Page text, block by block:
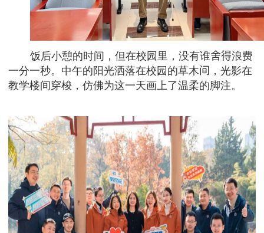
饭后小憩的时间，但在校园里，没有谁舍得浪费
一分一秒。中午的阳光洒落在校园的草木间
，光影在
教学楼间穿梭，仿佛为这一天画上了温柔的脚注。